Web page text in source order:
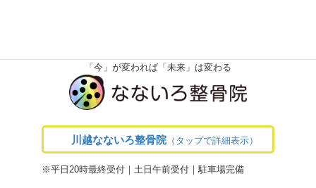
「今」が変われば「未来」は変わる
川越なないろ整骨院（タップで詳細表示）
※平日20時最終受付｜土日午前受付｜駐車場完備